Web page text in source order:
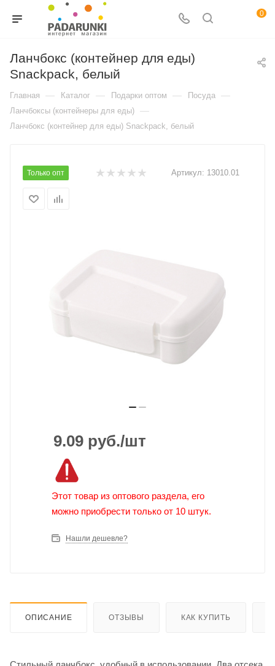
0
Ланчбокс (контейнер для еды)
Snackpack, белый
Главная — Каталог — Подарки оптом — Посуда —
Ланчбоксы (контейнеры для еды) —
Ланчбокс (контейнер для еды) Snackpack, белый
Только опт Артикул: 13010.01
9.09 руб./шт
Этот товар из оптового раздела, его
можно приобрести только от 10 штук.
Нашли дешевле?
ОПИСАНИЕ ОТЗЫВЫ КАК КУПИТЬ